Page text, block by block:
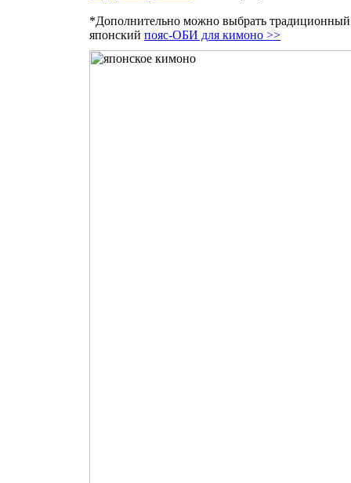
*Дополнительно можно выбрать традиционный
японский пояс-ОБИ для кимоно >>